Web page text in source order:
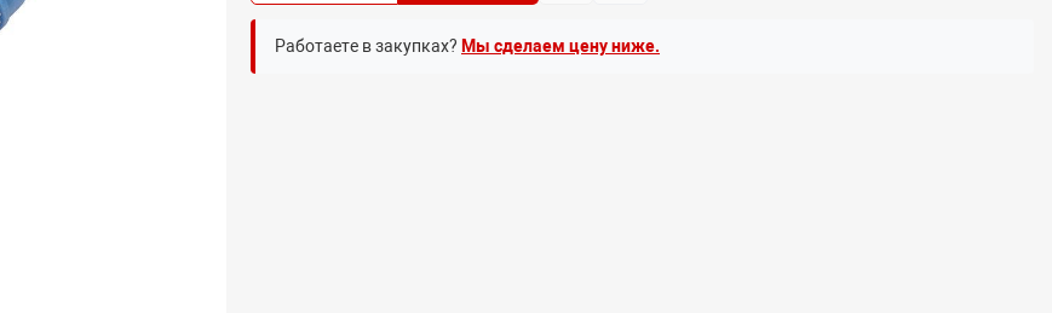
Работаете в закупках? Мы сделаем цену ниже.